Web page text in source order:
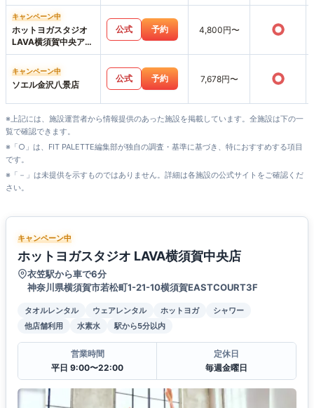
キャンペーン中
ホットヨガスタジオ
LAVA横須賀中央アネ
ックス店
公式 予約 4,800円〜 ○
キャンペーン中
ソエル金沢八景店
公式 予約 7,678円〜 ○
※上記には、施設運営者から情報提供のあった施設を掲載しています。全施設は下の一
覧で確認できます。
※「○」は、FIT PALETTE編集部が独自の調査・基準に基づき、特におすすめする項目
です。
※「－」は未提供を示すものではありません。詳細は各施設の公式サイトをご確認くだ
さい。
キャンペーン中
ホットヨガスタジオ LAVA横須賀中央店
衣笠駅から車で6分
神奈川県横須賀市若松町1-21-10横須賀EASTCOURT3F
タオルレンタル ウェアレンタル ホットヨガ
シャワー
他店舗利用
水素水 駅から5分以内
営業時間
平日 9:00〜22:00
定休日
毎週金曜日